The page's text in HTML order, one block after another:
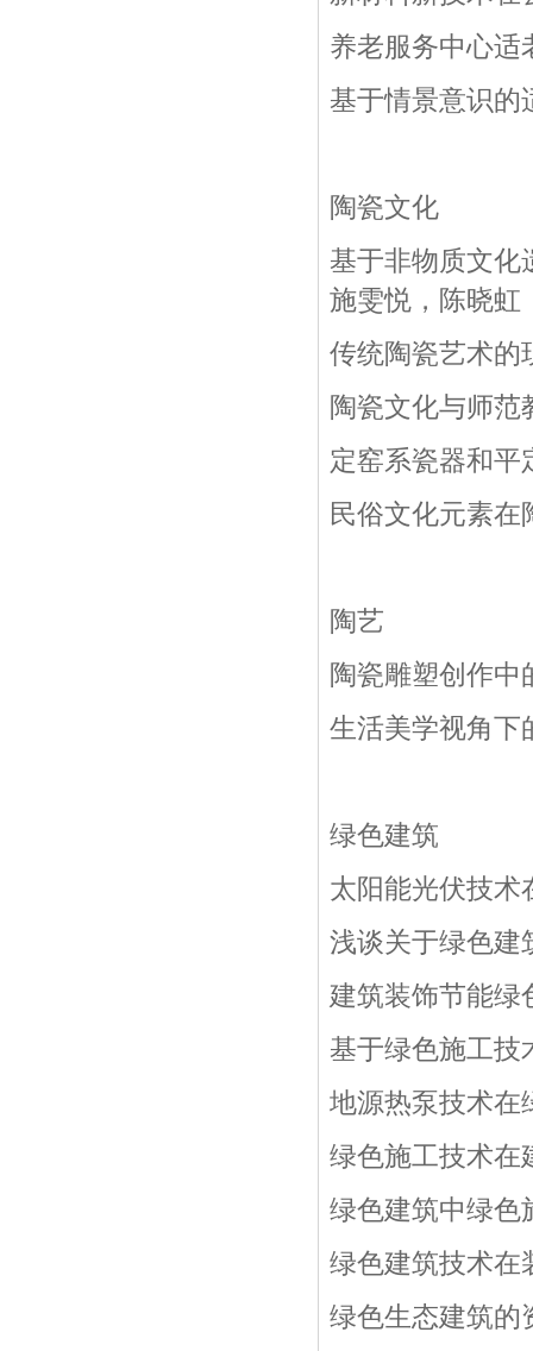
养老服务中心适
基于情景意识的
陶瓷文化
基于非物质文化
施雯悦，陈晓虹
传统陶瓷艺术的
陶瓷文化与师范
定窑系瓷器和平
民俗文化元素在
陶艺
陶瓷雕塑创作中
生活美学视角下
绿色建筑
太阳能光伏技术
浅谈关于绿色建
建筑装饰节能绿
基于绿色施工技
地源热泵技术在
绿色施工技术在
绿色建筑中绿色
绿色建筑技术在
绿色生态建筑的